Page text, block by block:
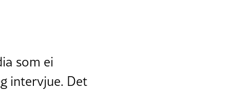
som ei
intervjue. Det